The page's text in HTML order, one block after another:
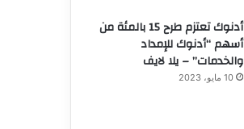
أدنوك تعتزم طرح 15 بالمئة من
أسهم “أدنوك للإمداد
والخدمات” – يلا لايف
10 مايو، 2023